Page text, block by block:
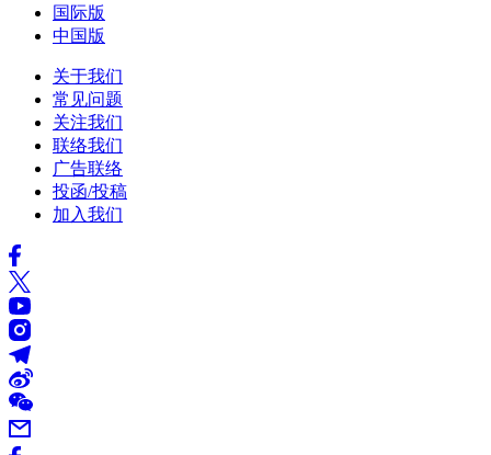
国际版
中国版
关于我们
常见问题
关注我们
联络我们
广告联络
投函/投稿
加入我们